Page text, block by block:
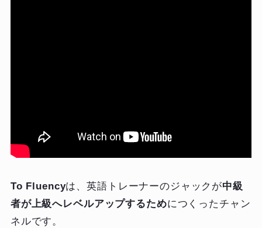
To Fluencyは、英語トレーナーのジャックが中級
者が上級へレベルアップするためにつくったチャン
ネルです。